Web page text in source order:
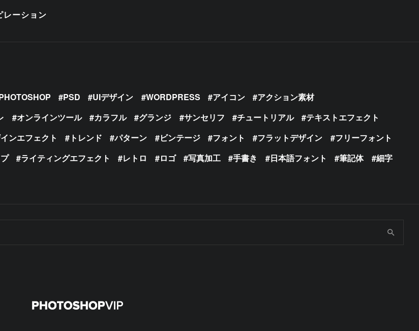
レーション
PSD UIデザイン WORDPRESS アイコン
アクション素材
オンラインツール カラフル グランジ サンセリフ チュートリアル
テキストエフェクト
ンエフェクト トレンド パターン ビンテージ フォント フラットデザイン
フリーフォント
ライティングエフェクト レトロ ロゴ 写真加工 手書き 日本語フォント 筆記体
細字